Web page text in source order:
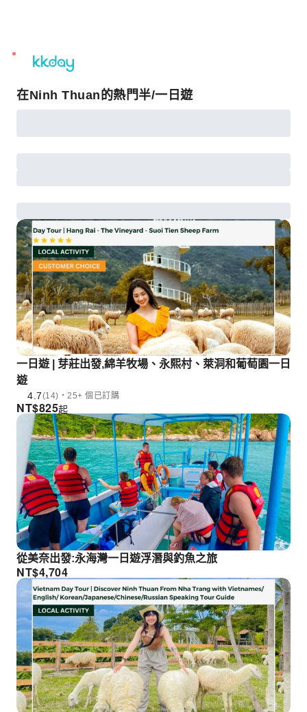
unread
notifications
在Ninh Thuan的熱門半/一日遊
一日遊 | 芽莊出發,綿羊牧場、永熙村、萊洞和葡萄園一日
遊
4.7(14)・25+ 個已訂購
NT$825起
從美奈出發:永海灣一日遊浮潛與釣魚之旅
NT$4,704